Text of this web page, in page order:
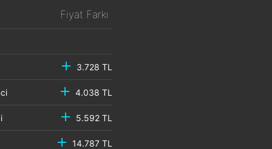
Fiyat Farkı
3.728 TL
4.038 TL
5.592 TL
14.787 TL